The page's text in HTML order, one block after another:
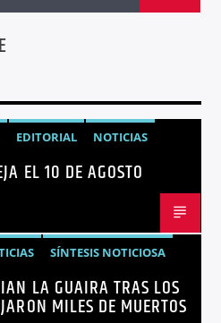
EDITORIAL NOTICIAS
EL 10 DE AGOSTO
SÍNTESIS NOTICIOSA
VENEZUELA
LA GUAIRA TRAS LOS
MILES DE MUERTOS